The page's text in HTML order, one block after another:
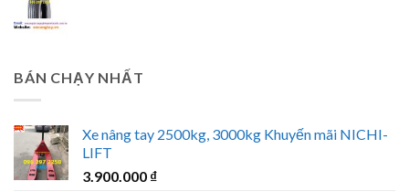
BÁN CHẠY NHẤT
Xe nâng tay 2500kg, 3000kg Khuyến mãi NICHI-
LIFT
3.900.000 ₫